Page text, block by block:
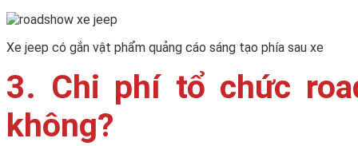
Xe jeep có gắn vật phẩm quảng cáo sáng tạo phía sau xe
3. Chi phí tổ chức
không?